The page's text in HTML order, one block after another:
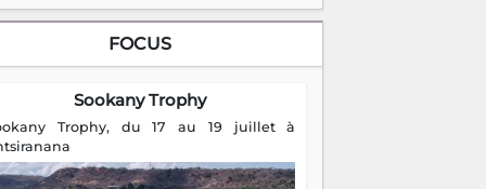
FOCUS
Sookany Trophy
Trophy, du 17 au 19 juillet à